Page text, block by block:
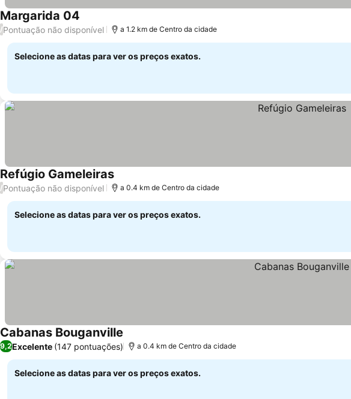
Margarida 04
/Pontuação não disponível a 1.2 km de Centro da cidade
Selecione as datas para ver os preços exatos.
Refúgio Gameleiras
/Pontuação não disponível a 0.4 km de Centro da cidade
Selecione as datas para ver os preços exatos.
Cabanas Bouganville
9,2Excelente (147 pontuações) a 0.4 km de Centro da cidade
Selecione as datas para ver os preços exatos.